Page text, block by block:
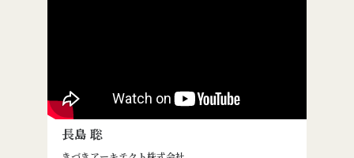
長島 聡